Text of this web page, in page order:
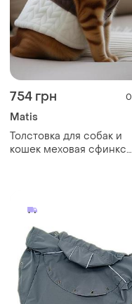
754 грн 0
Matis
Толстовка для собак и
кошек меховая сфинкс